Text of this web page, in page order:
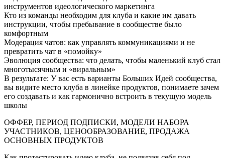
инструментов идеологического маркетинга
Кто из команды необходим для клуба и какие им давать
инструкции, чтобы пребывание в сообществе было
комфортным
Модерация чатов: как управлять коммуникациями и не
превратить чат в «помойку»
Эволюция сообщества: что делать, чтобы маленький клуб стал
многотысячным и «виральным»
В результате: У вас есть варианты Больших Идей сообщества,
вы видите место клуба в линейке продуктов, понимаете зачем
его создавать и как гармонично встроить в текущую модель
школы
ОФФЕР, ПЕРИОД ПОДПИСКИ, МОДЕЛИ НАБОРА
УЧАСТНИКОВ, ЦЕНООБРАЗОВАНИЕ, ПРОДАЖА
ОСНОВНЫХ ПРОДУКТОВ